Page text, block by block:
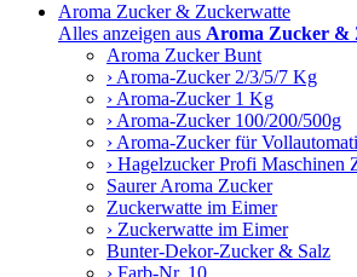
Aroma Zucker & Zuckerwatte
Alles anzeigen aus Aroma Zucker &
Aroma Zucker Bunt
› Aroma-Zucker 2/3/5/7 Kg
› Aroma-Zucker 1 Kg
› Aroma-Zucker 100/200/500g
› Aroma-Zucker für
› Hagelzucker Profi Maschinen
Saurer Aroma Zucker
Zuckerwatte im Eimer
› Zuckerwatte im Eimer
Bunter-Dekor-Zucker & Salz
› Farb-Nr. 10